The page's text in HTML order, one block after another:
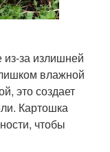
из-за излишней
влажной
это создает
Картошка
чтобы